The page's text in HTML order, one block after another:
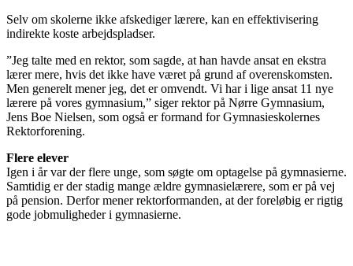
Selv om skolerne ikke afskediger lærere, kan en effektivisering
indirekte koste arbejdspladser.
”Jeg talte med en rektor, som sagde, at han havde ansat en ekstra
lærer mere, hvis det ikke have været på grund af overenskomsten.
Men generelt mener jeg, det er omvendt. Vi har i lige ansat 11 nye
lærere på vores gymnasium,” siger rektor på Nørre Gymnasium,
Jens Boe Nielsen, som også er formand for Gymnasieskolernes
Rektorforening.
Flere elever
Igen i år var der flere unge, som søgte om optagelse på gymnasierne.
Samtidig er der stadig mange ældre gymnasielærere, som er på vej
på pension. Derfor mener rektorformanden, at der foreløbig er rigtig
gode jobmuligheder i gymnasierne.